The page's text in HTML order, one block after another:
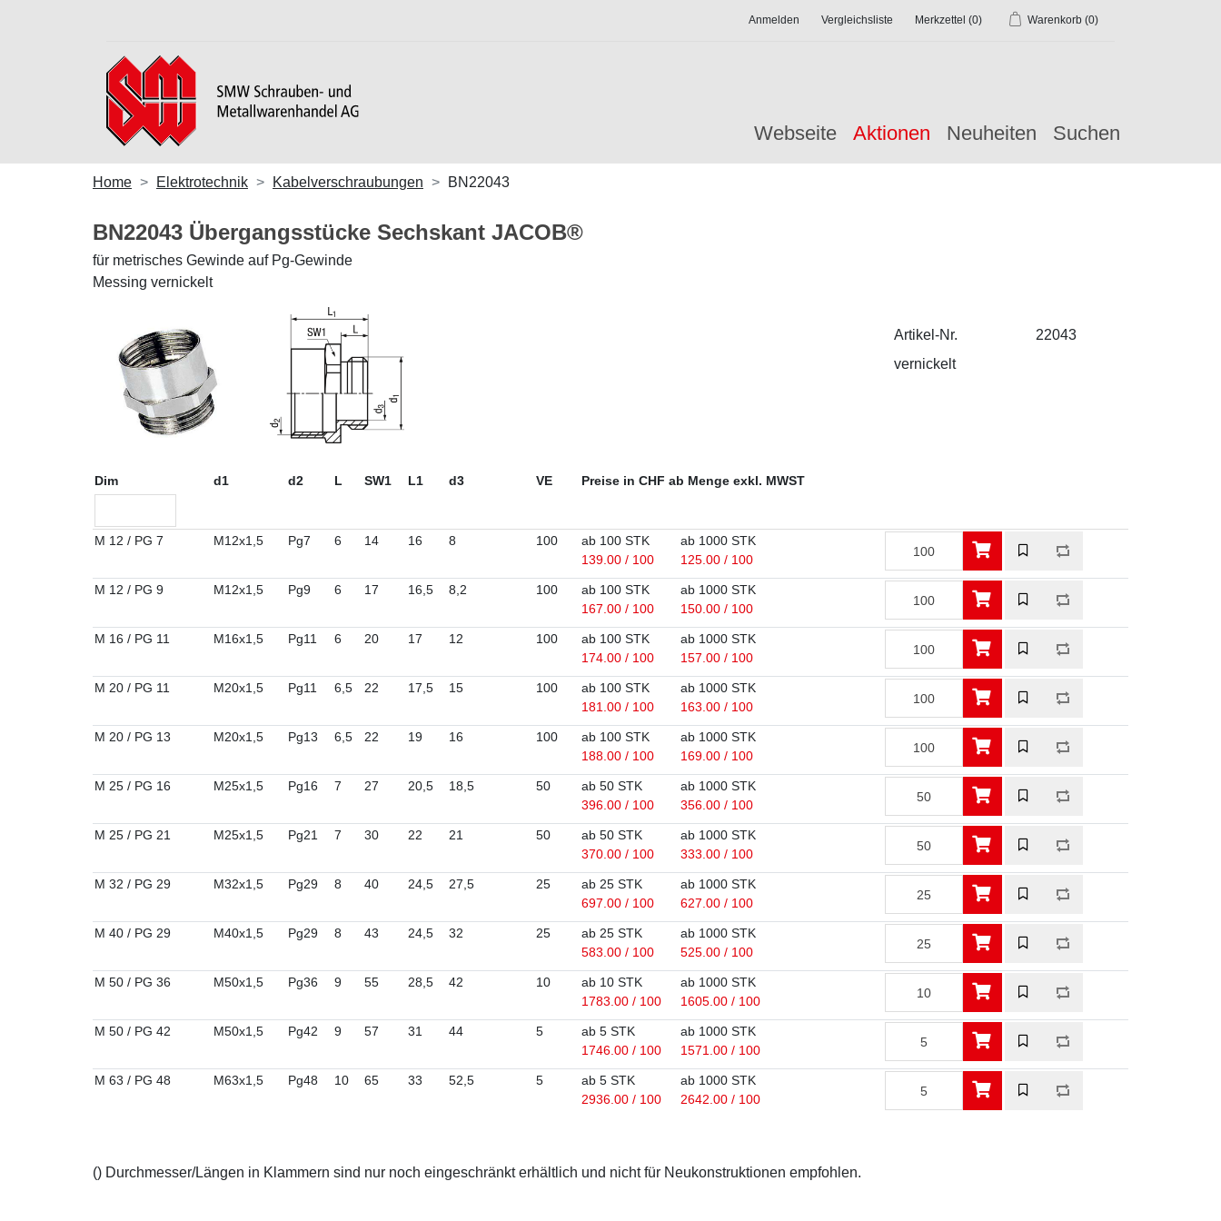
Anmelden Vergleichsliste Merkzettel (0) Warenkorb (0)
Webseite Aktionen Neuheiten Suchen
Home Elektrotechnik Kabelverschraubungen BN22043
BN22043 Übergangsstücke Sechskant JACOB®
für metrisches Gewinde auf Pg-Gewinde
Messing vernickelt
Artikel-Nr.
22043
vernickelt
Dim d1 d2 L SW1 L1 d3 VE Preise in CHF ab Menge exkl. MWST
M 12 / PG 7 M12x1,5 Pg7 6 14 16 8 100
ab 100 STK
139.00 / 100
ab 1000 STK
125.00 / 100
M 12 / PG 9 M12x1,5 Pg9 6 17 16,5 8,2 100
ab 100 STK
167.00 / 100
ab 1000 STK
150.00 / 100
M 16 / PG 11 M16x1,5 Pg11 6 20 17 12 100
ab 100 STK
174.00 / 100
ab 1000 STK
157.00 / 100
M 20 / PG 11 M20x1,5 Pg11 6,5 22 17,5 15 100
ab 100 STK
181.00 / 100
ab 1000 STK
163.00 / 100
M 20 / PG 13 M20x1,5 Pg13 6,5 22 19 16 100
ab 100 STK
188.00 / 100
ab 1000 STK
169.00 / 100
M 25 / PG 16 M25x1,5 Pg16 7 27 20,5 18,5 50
ab 50 STK
396.00 / 100
ab 1000 STK
356.00 / 100
M 25 / PG 21 M25x1,5 Pg21 7 30 22 21 50
ab 50 STK
370.00 / 100
ab 1000 STK
333.00 / 100
M 32 / PG 29 M32x1,5 Pg29 8 40 24,5 27,5 25
ab 25 STK
697.00 / 100
ab 1000 STK
627.00 / 100
M 40 / PG 29 M40x1,5 Pg29 8 43 24,5 32 25
ab 25 STK
583.00 / 100
ab 1000 STK
525.00 / 100
M 50 / PG 36 M50x1,5 Pg36 9 55 28,5 42 10
ab 10 STK
1783.00 / 100
ab 1000 STK
1605.00 / 100
M 50 / PG 42 M50x1,5 Pg42 9 57 31 44 5
ab 5 STK
1746.00 / 100
ab 1000 STK
1571.00 / 100
M 63 / PG 48 M63x1,5 Pg48 10 65 33 52,5 5
ab 5 STK
2936.00 / 100
ab 1000 STK
2642.00 / 100
() Durchmesser/Längen in Klammern sind nur noch eingeschränkt erhältlich und nicht für Neukonstruktionen empfohlen.